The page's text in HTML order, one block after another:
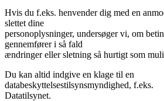
Hvis du f.eks. henvender dig med en
slettet dine
personoplysninger, undersøger vi, om
gennemfører i så fald
ændringer eller sletning så hurtigt som
Du kan altid indgive en klage til en
databeskyttelsestilsynsmyndighed, f.eks.
Datatilsynet.